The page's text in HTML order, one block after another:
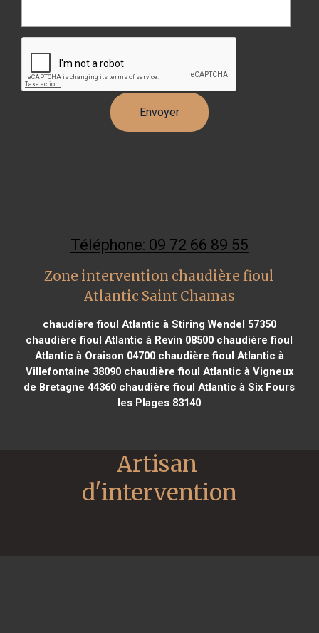
Téléphone: 09 72 66 89 55
Zone intervention chaudière fioul
Atlantic Saint Chamas
chaudière fioul Atlantic à Stiring Wendel 57350
chaudière fioul Atlantic à Revin 08500 chaudière fioul
Atlantic à Oraison 04700chaudière fioul Atlantic à
Villefontaine 38090chaudière fioul Atlantic à Vigneux
de Bretagne 44360 chaudière fioul Atlantic à Six Fours
les Plages 83140
Artisan
d'intervention